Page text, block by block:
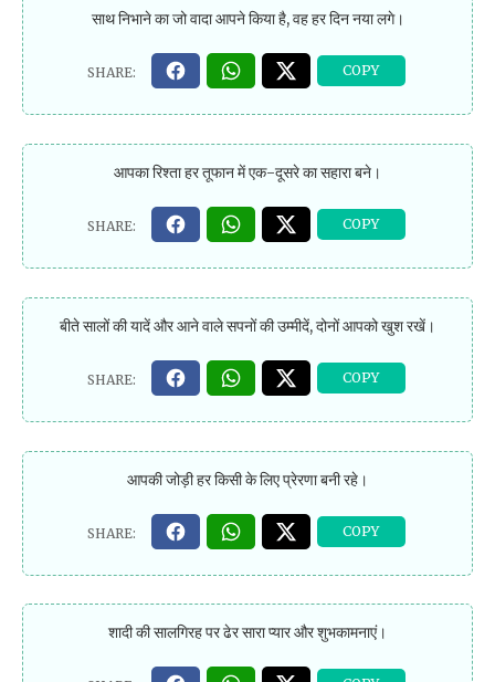
साथ निभाने का जो वादा आपने किया है, वह हर दिन नया लगे।
आपका रिश्ता हर तूफान में एक-दूसरे का सहारा बने।
बीते सालों की यादें और आने वाले सपनों की उम्मीदें, दोनों आपको खुश रखें।
आपकी जोड़ी हर किसी के लिए प्रेरणा बनी रहे।
शादी की सालगिरह पर ढेर सारा प्यार और शुभकामनाएं।